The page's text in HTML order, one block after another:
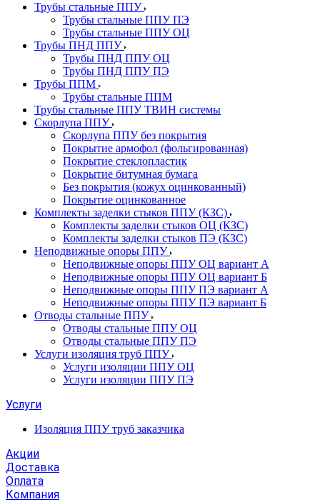
Трубы стальные ППУ
Трубы стальные ППУ ПЭ
Трубы стальные ППУ ОЦ
Трубы ПНД ППУ
Трубы ПНД ППУ ОЦ
Трубы ПНД ППУ ПЭ
Трубы ППМ
Трубы стальные ППМ
Трубы стальные ППУ ТВИН системы
Скорлупа ППУ
Скорлупа ППУ без покрытия
Покрытие армофол (фольгированная)
Покрытие стеклопластик
Покрытие битумная бумага
Без покрытия (кожух оцинкованный)
Покрытие оцинкованное
Комплекты заделки стыков ППУ (КЗС)
Комплекты заделки стыков ОЦ (КЗС)
Комплекты заделки стыков ПЭ (КЗС)
Неподвижные опоры ППУ
Неподвижные опоры ППУ ОЦ вариант А
Неподвижные опоры ППУ ОЦ вариант Б
Неподвижные опоры ППУ ПЭ вариант А
Неподвижные опоры ППУ ПЭ вариант Б
Отводы стальные ППУ
Отводы стальные ППУ ОЦ
Отводы стальные ППУ ПЭ
Услуги изоляция труб ППУ
Услуги изоляции ППУ ОЦ
Услуги изоляции ППУ ПЭ
Услуги
Изоляция ППУ труб заказчика
Акции
Доставка
Оплата
Компания